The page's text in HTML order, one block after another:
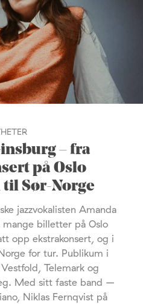
– fra
på Oslo
Sør-Norge
jazzvokalisten Amanda
mange billetter på Oslo
opp ekstrakonsert, og i
for tur. Publikum i
Telemark og
Med sitt faste band –
Niklas Fernqvist på